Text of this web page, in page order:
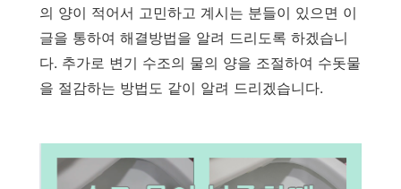
의 양이 적어서 고민하고 계시는 분들이 있으면 이
글을 통하여 해결방법을 알려 드리도록 하겠습니
다. 추가로 변기 수조의 물의 양을 조절하여 수돗물
을 절감하는 방법도 같이 알려 드리겠습니다.